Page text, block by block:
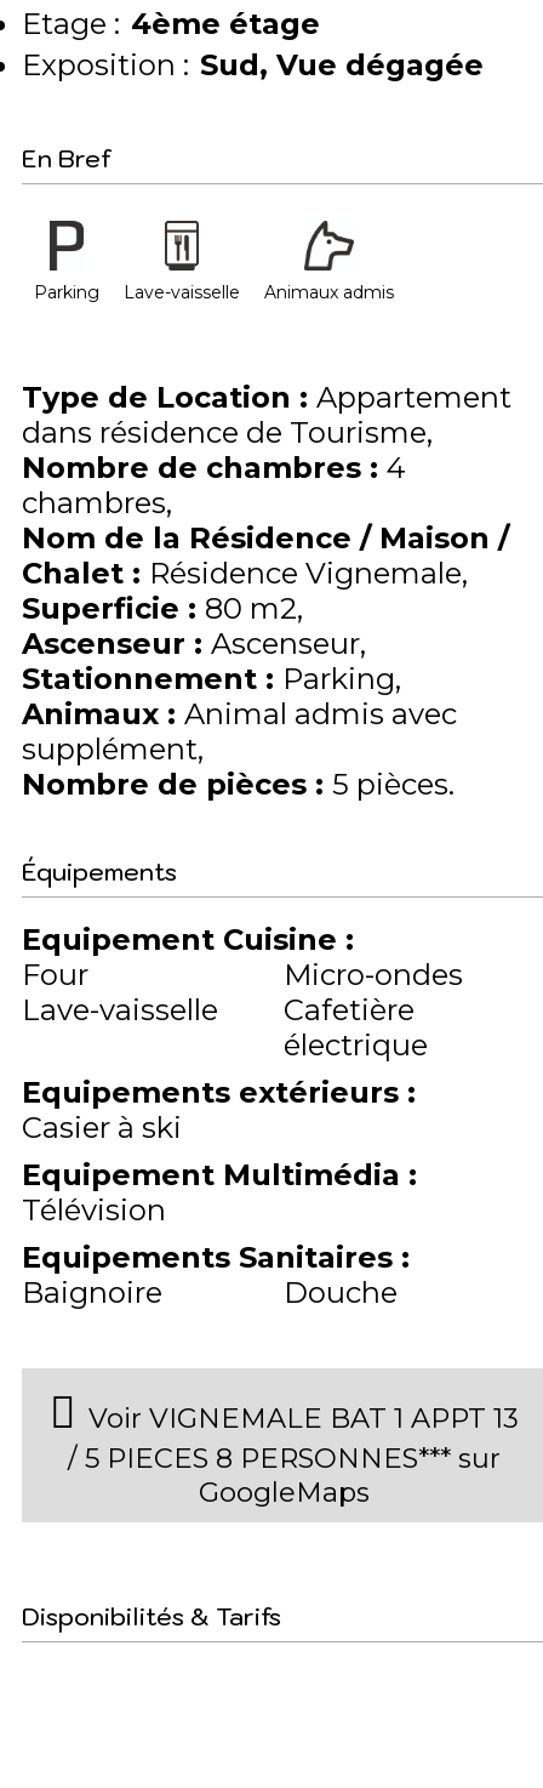
Etage : 4ème étage
Exposition : Sud Vue dégagée
En Bref
Parking Lave-vaisselle Animaux admis
Type de Location : Appartement
dans résidence de Tourisme
Nombre de chambres : 4
chambres
Nom de la Résidence / Maison /
Chalet : Résidence Vignemale
Superficie : 80 m2
Ascenseur : Ascenseur
Stationnement : Parking
Animaux : Animal admis avec
supplément
Nombre de pièces : 5 pièces
Équipements
Equipement Cuisine :
Four
Micro-ondes
Lave-vaisselle
Cafetière
électrique
Equipements extérieurs :
Casier à ski
Equipement Multimédia :
Télévision
Equipements Sanitaires :
Baignoire
Douche
Voir VIGNEMALE BAT 1 APPT 13
/ 5 PIECES 8 PERSONNES*** sur
GoogleMaps
Disponibilités & Tarifs